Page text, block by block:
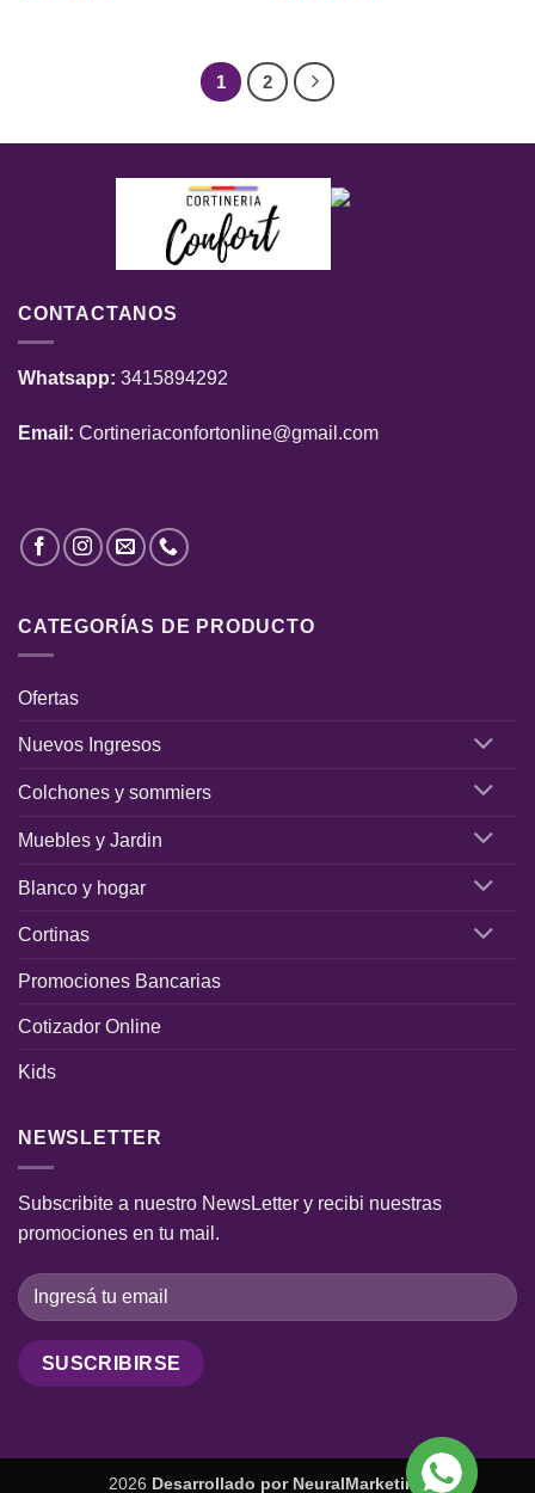
1 2
CONTACTANOS
Whatsapp: 3415894292
Email: Cortineriaconfortonline@gmail.com
CATEGORÍAS DE PRODUCTO
Ofertas
Nuevos Ingresos
Colchones y sommiers
Muebles y Jardin
Blanco y hogar
Cortinas
Promociones Bancarias
Cotizador Online
Kids
NEWSLETTER
Subscribite a nuestro NewsLetter y recibi nuestras
promociones en tu mail.
2026 Desarrollado por NeuralMarketing